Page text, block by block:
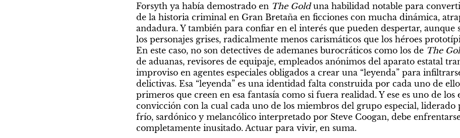
Forsyth ya había demostrado en The Gold una habilidad notable para
de la historia criminal en Gran Bretaña en ficciones con mucha dinámica,
andadura. Y también para confiar en el interés que pueden despertar, aunque
los personajes grises, radicalmente menos carismáticos que los héroes
En este caso, no son detectives de ademanes burocráticos como los de The
de aduanas, revisores de equipaje, empleados anónimos del aparato estatal
improviso en agentes especiales obligados a crear una “leyenda” para
delictivas. Esa “leyenda” es una identidad falta construida por cada uno de
primeros que creen en esa fantasía como si fuera realidad. Y ese es uno de los
convicción con la cual cada uno de los miembros del grupo especial, liderado
frío, sardónico y melancólico interpretado por Steve Coogan, debe
completamente inusitado. Actuar para vivir, en suma.